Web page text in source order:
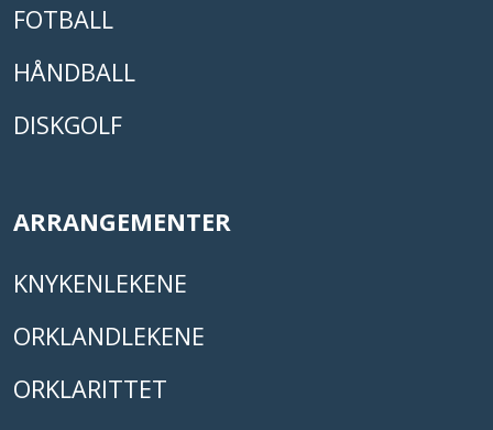
FOTBALL
HÅNDBALL
DISKGOLF
ARRANGEMENTER
KNYKENLEKENE
ORKLANDLEKENE
ORKLARITTET